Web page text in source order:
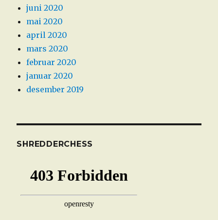
juni 2020
mai 2020
april 2020
mars 2020
februar 2020
januar 2020
desember 2019
SHREDDERCHESS